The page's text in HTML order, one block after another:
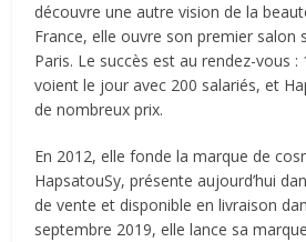
découvre une autre vision de la
France, elle ouvre son premier salon
Paris. Le succès est au rendez-vous
voient le jour avec 200 salariés, et
de nombreux prix.
En 2012, elle fonde la marque de
HapsatouSy, présente aujourd’hui
de vente et disponible en livraison
septembre 2019, elle lance sa